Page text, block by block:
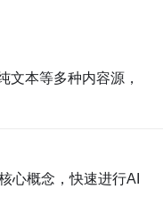
文本等多种内容源，
心概念，快速进行AI